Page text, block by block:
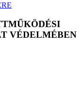
VÉDELMÉBEN